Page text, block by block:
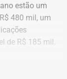
o principal
graças a
estão um
480 mil, um
de R$ 185 mil.